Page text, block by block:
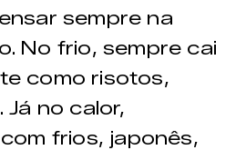
sempre na
No frio, sempre cai
como risotos,
no calor,
frios, japonês,